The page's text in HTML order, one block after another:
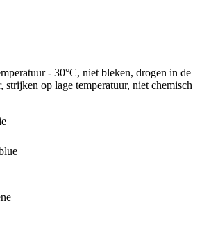
- 30°C, niet bleken, drogen in de
strijken op lage temperatuur, niet chemisch